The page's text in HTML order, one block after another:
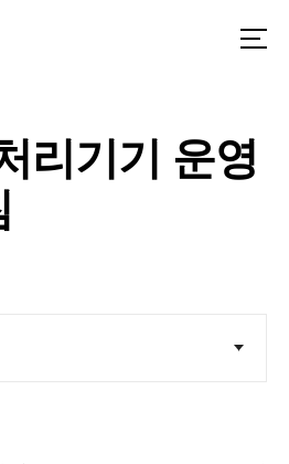
메
리기기 운영